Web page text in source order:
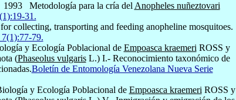
1993 Metodología para la cría del Anopheles nuñeztovari
31.
collecting, transporting and feeding anopheline mosquitoes.
79.
y Ecología Poblacional de Empoasca kraemeri ROSS y
(Phaseolus vulgarisL.) I.- Reconocimiento taxonómico de
Boletín de Entomología Venezolana Nueva Serie
y Ecología Poblacional de Empoasca kraemeri ROSS y